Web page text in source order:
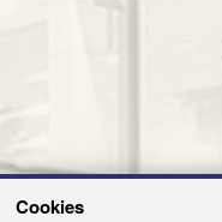
Cookies